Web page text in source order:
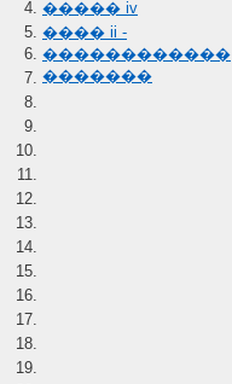
����� iv
���� ii -
������������
�������